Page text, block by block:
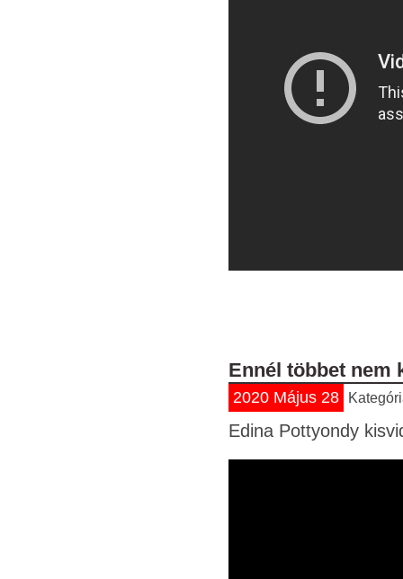
Ennél többet nem
2020 Május 28
Edina Pottyondy